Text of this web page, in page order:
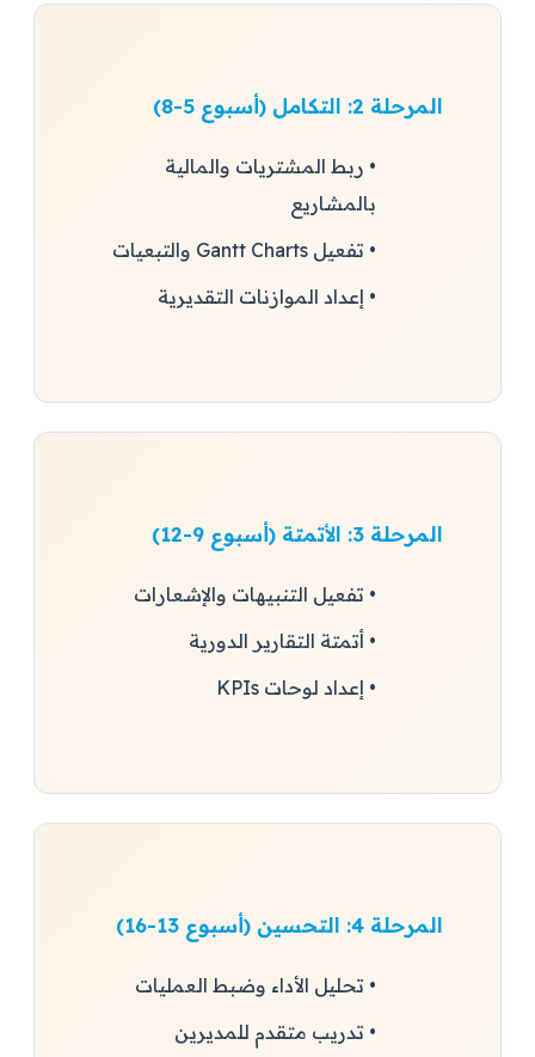
المرحلة 2: التكامل (أسبوع 5-8)
• ربط المشتريات والمالية
بالمشاريع
• تفعيل Gantt Charts والتبعيات
• إعداد الموازنات التقديرية
المرحلة 3: الأتمتة (أسبوع 9-12)
• تفعيل التنبيهات والإشعارات
• أتمتة التقارير الدورية
• إعداد لوحات KPIs
المرحلة 4: التحسين (أسبوع 13-16)
• تحليل الأداء وضبط العمليات
• تدريب متقدم للمديرين